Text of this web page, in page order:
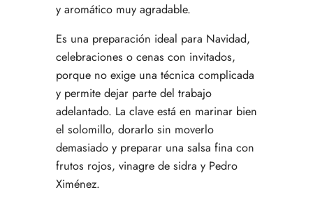
y aromático muy agradable.
Es una preparación ideal para Navidad,
celebraciones o cenas con invitados,
porque no exige una técnica complicada
y permite dejar parte del trabajo
adelantado. La clave está en marinar bien
el solomillo, dorarlo sin moverlo
demasiado y preparar una salsa fina con
frutos rojos, vinagre de sidra y Pedro
Ximénez.